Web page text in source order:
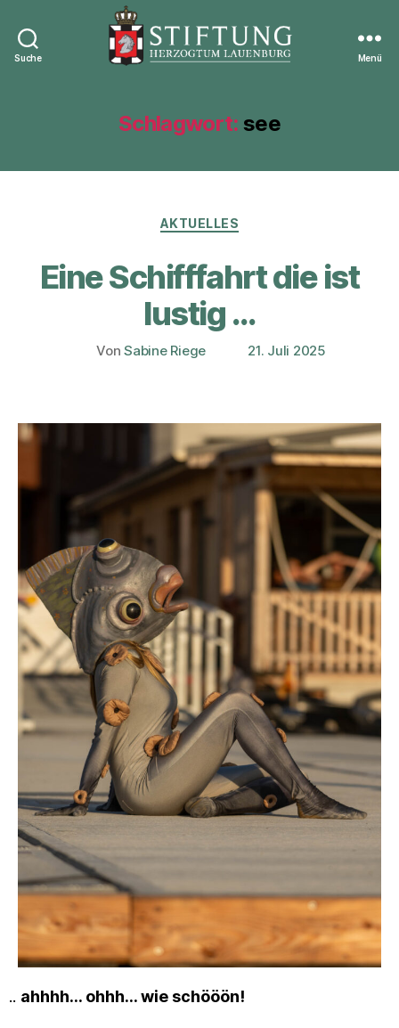
Suche
Lauenburg
Menü
Schlagwort: see
Kategorien
AKTUELLES
Eine Schifffahrt die ist
lustig …
Beitragsautor
VonSabine Riege Veröffentlichungsdatum
21. Juli 2025
.. ahhhh… ohhh… wie schööön!